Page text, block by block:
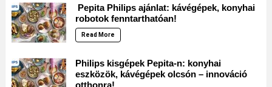
Pepita Philips ajánlat: kávégépek, konyhai
robotok fenntarthatóan!
Read More
Philips kisgépek Pepita-n: konyhai
eszközök, kávégépek olcsón – innováció
otthonra!